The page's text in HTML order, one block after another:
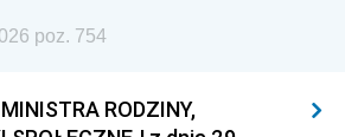
poz. 754
RODZINY,